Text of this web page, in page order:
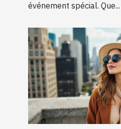
événement spécial. Que...